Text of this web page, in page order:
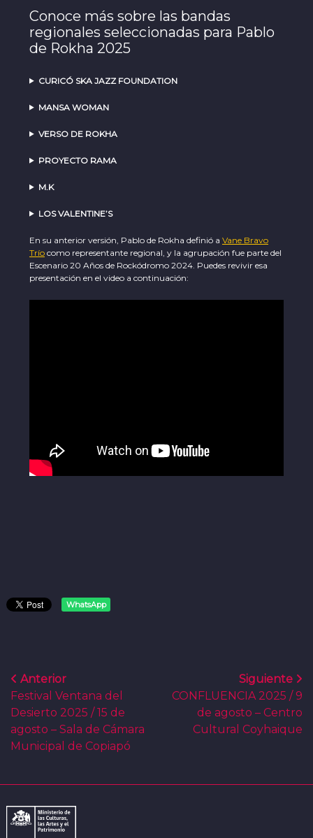
Conoce más sobre las bandas
regionales seleccionadas para Pablo
de Rokha 2025
CURICÓ SKA JAZZ FOUNDATION
MANSA WOMAN
VERSO DE ROKHA
PROYECTO RAMA
M.K
LOS VALENTINE’S
En su anterior versión, Pablo de Rokha definió a Vane Bravo
Trío como representante regional, y la agrupación fue parte del
Escenario 20 Años de Rockódromo 2024. Puedes revivir esa
presentación en el video a continuación:
WhatsApp
Anterior
Festival Ventana del
Desierto 2025 / 15 de
agosto – Sala de Cámara
Municipal de Copiapó
Siguiente
CONFLUENCIA 2025 / 9
de agosto – Centro
Cultural Coyhaique